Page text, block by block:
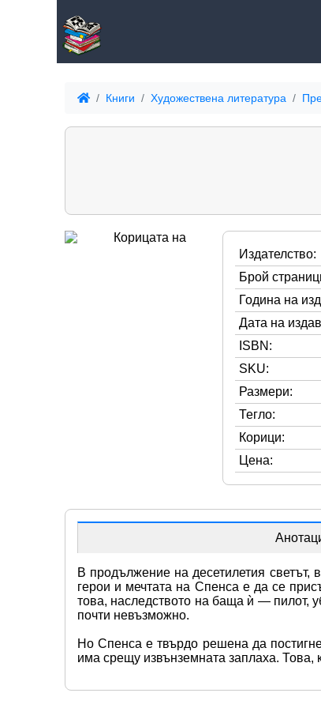
Книги Художествена литература
Издателство:
Брой
Година на
Дата на
ISBN:
SKU:
Размери:
Тегло:
Корици:
Цена:
В продължение на десетилетия
герои и мечтата на Спенса е да се
това, наследството на баща ѝ — пилот,
почти невъзможно.
Но Спенса е твърдо решена да
има срещу извънземната заплаха.